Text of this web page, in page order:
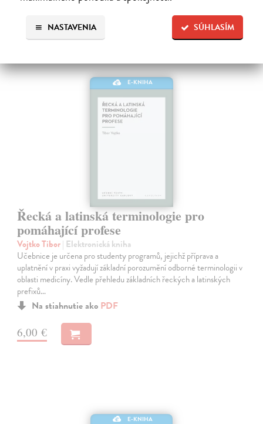
SÚHLASÍM
NASTAVENIA
E-KNIHA
Řecká a latinská terminologie pro
pomáhající profese
Vojtko Tibor| Elektronická kniha
Učebnice je určena pro studenty programů, jejichž příprava a
uplatnění v praxi vyžadují základní porozumění odborné terminologii v
oblasti medicíny. Vedle přehledu základních řeckých a latinských
prefixů…
Na stiahnutie ako PDF
6,00 €
E-KNIHA